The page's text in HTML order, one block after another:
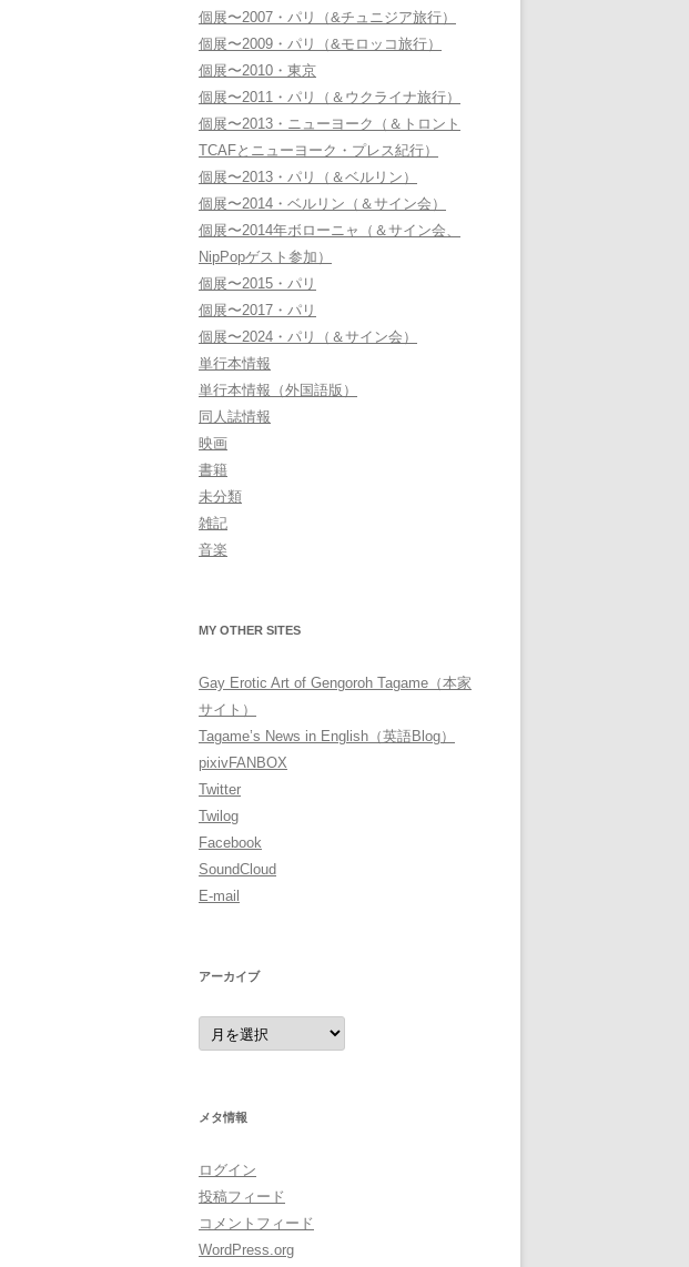
個展〜2007・パリ（&チュニジア旅行）
個展〜2009・パリ（&モロッコ旅行）
個展〜2010・東京
個展〜2011・パリ（＆ウクライナ旅行）
個展〜2013・ニューヨーク（＆トロント
TCAFとニューヨーク・プレス紀行）
個展〜2013・パリ（＆ベルリン）
個展〜2014・ベルリン（＆サイン会）
個展〜2014年ボローニャ（＆サイン会、
NipPopゲスト参加）
個展〜2015・パリ
個展〜2017・パリ
個展〜2024・パリ（＆サイン会）
単行本情報
単行本情報（外国語版）
同人誌情報
映画
書籍
未分類
雑記
音楽
MY OTHER SITES
Gay Erotic Art of Gengoroh Tagame（本家
サイト）
Tagame’s News in English（英語Blog）
pixivFANBOX
Twitter
Twilog
Facebook
SoundCloud
E-mail
アーカイブ
ア
ー
カ
メタ情報
ログイン
投稿フィード
コメントフィード
WordPress.org